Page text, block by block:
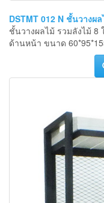
DSTMT 012 N ชั้นวางผ
ชั้นวางผลไม้ รวมลังไม้
ด้านหน้า ขนาด